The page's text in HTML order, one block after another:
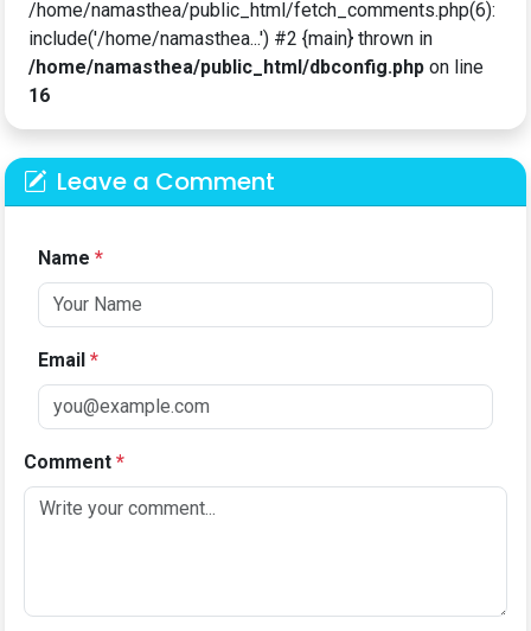
/home/namasthea/public_html/fetch_comments.php(6):
include('/home/namasthea...') #2 {main} thrown in
/home/namasthea/public_html/dbconfig.php on line
16
Leave a Comment
Name *
Email *
Comment *